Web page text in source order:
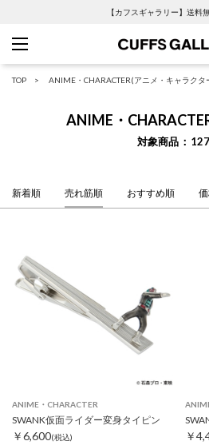
【カフスギャラリー】送料
TOP ANIME・CHARACTER(アニメ・キャラクタ
ANIME・
対象商品 127
新着順 売れ筋順 おすすめ順
ANIME・CHARACTER
SWANK仮面ライダー変身タイピン
￥6,600(税込) ￥